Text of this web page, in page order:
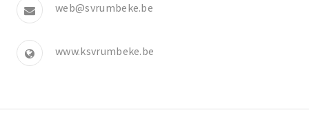
web@svrumbeke.be
www.ksvrumbeke.be